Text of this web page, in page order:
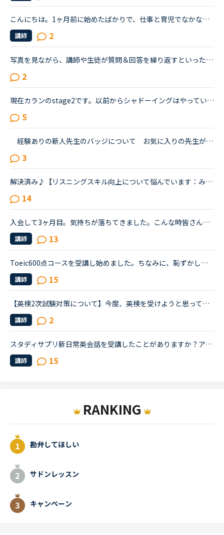
こんにちは。1ヶ月前に始めたばかりで、仕事と育児でなかなか予約をして受講することが難しいため、日常英会話中級コースを受講しています。（スピーキングテストは6でした）自分は文法知識はあるけれど喋るとな...
講師 2
写真を見ながら、講師や生徒が質問＆回答を繰り返すといったコースはありますか？いくつかのコースを受講してみたのですが、どの英会話のコースも、基本的には・講師の方の後に続いてのリーディング・conversatio...
2
現在カランのstage2です。以前からシャドーイングはやっていて、先に話してくれる先生だとその先生が話し始めたすぐ後に続いて話すことは出来るのですが、本日カランであたった先生は、質問後に私の回答を待つ先...
5
経験ありの新人先生のバッジについて お気に入りの先生が、ホームベースティーチャとなって帰ってきました。そういう場合新人扱いとなるのは他の方で知っていました。彼女はビジネスカラン以外ほとんどのバッ...
3
解決済み♪【リスニングスキル向上について悩んでいます：みなさんどのように学習していますか。】●私の英語力私は、「聞こえない」ことが課題だと考えているTOEIC600コースを中心に受講中のもうすぐ40歳です。・T...
14
入会して3ヶ月目。気持ちが落ちてきました。こんな時皆さんならどうしますか？こんにちは。英語は大学受験で勉強したのが最後の現在26歳です。英語喋れたら格好良いよな〜という憧れを実現させてやろうじゃないか...
講師 13
Toeic600点コースを受講し始めました。ちなみに、恥ずかしいのですが私は自習で受けて昨年のToeic535点でした。得点をもう少し伸ばしたいのと、速い英語の一言一言を聴き取る力をつけたくて、このコースに取り組...
講師 15
【英検2次試験対策について】今度、英検を受けようと思っています。この休みの機会に2次試験の勉強もしたいと思い、NCに入会したばかりのNC初心者です。英検の2次試験対策のコースがあると思うのですがそれとは別...
講師 2
スタディサプリ新日常英会話を受講したことがありますか？アメリカ駐在妻、ネイティブキャンプ歴8ヶ月(駐在歴と同じ)です。実践発音、カランを中心に、いろいろ受講して楽しんでいます。最近、スタサプ新日常英会...
講師 15
RANKING
勘弁してほしい
サドンレッスン
キャンペーン